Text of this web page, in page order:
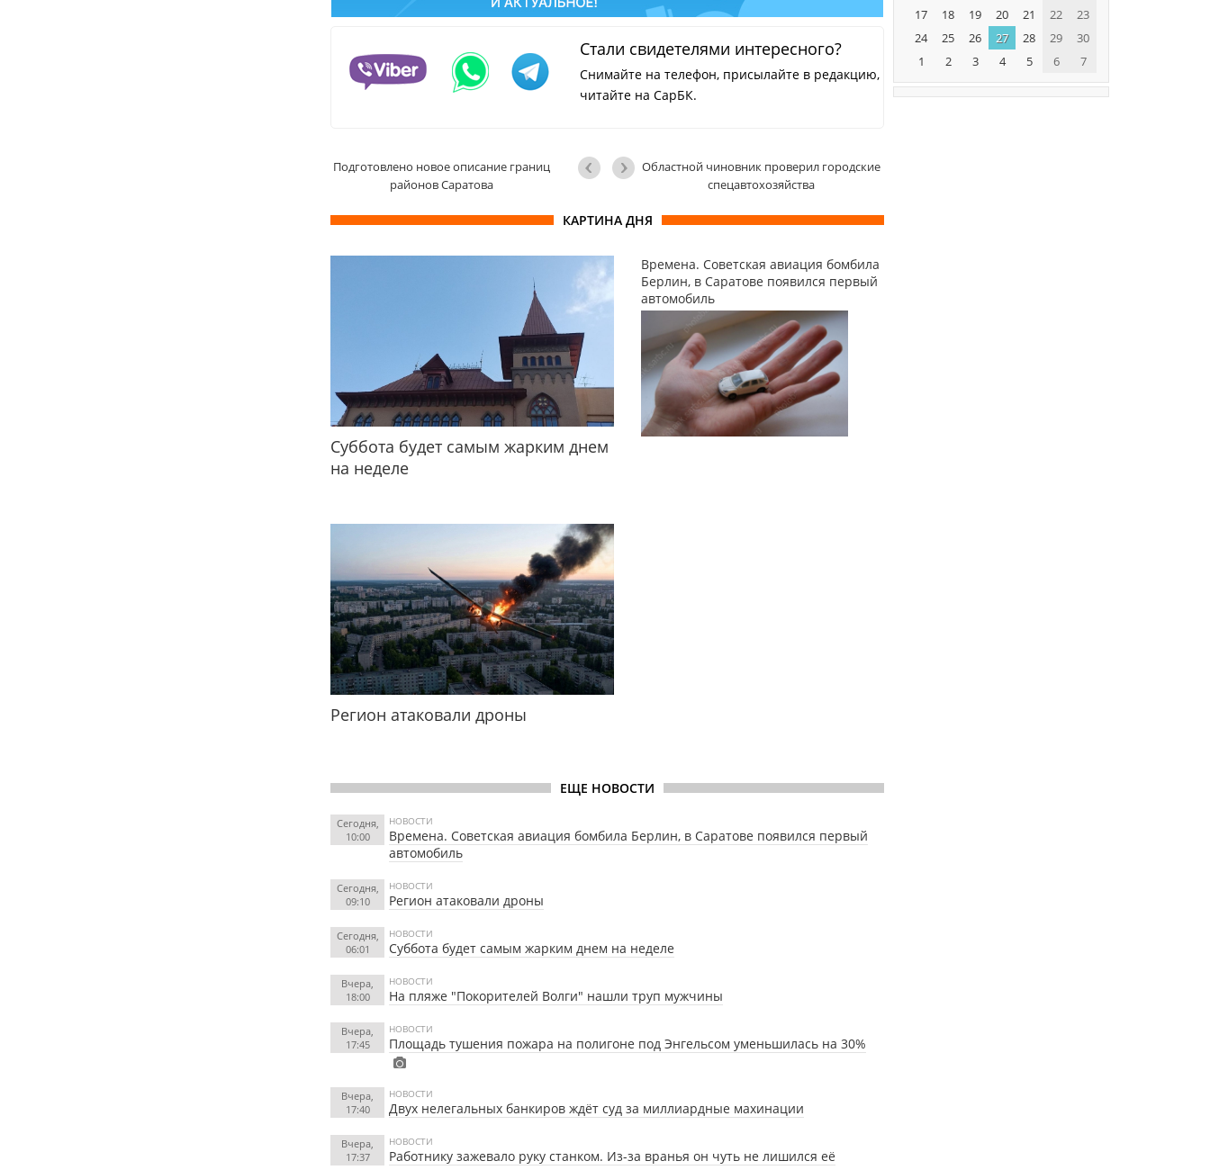
Стали свидетелями интересного?
Снимайте на телефон, присылайте в редакцию,
читайте на СарБК.
Подготовлено новое описание границ
районов Саратова
Областной чиновник проверил городские
спецавтохозяйства
КАРТИНА ДНЯ
Суббота будет самым жарким днем
на неделе
Регион атаковали дроны
Времена. Советская авиация бомбила
Берлин, в Саратове появился первый
автомобиль
ЕЩЕ НОВОСТИ
Сегодня,
10:00
НОВОСТИ
Времена. Советская авиация бомбила Берлин, в Саратове появился первый
автомобиль
Сегодня,
09:10
НОВОСТИ
Регион атаковали дроны
Сегодня,
06:01
НОВОСТИ
Суббота будет самым жарким днем на неделе
Вчера,
18:00
НОВОСТИ
На пляже "Покорителей Волги" нашли труп мужчины
Вчера,
17:45
НОВОСТИ
Площадь тушения пожара на полигоне под Энгельсом уменьшилась на 30%
Вчера,
17:40
НОВОСТИ
Двух нелегальных банкиров ждёт суд за миллиардные махинации
Вчера,
17:37
НОВОСТИ
Работнику зажевало руку станком. Из-за вранья он чуть не лишился её
17
18 19 20 21 22
23
24
25 26 27 28 29
30
1
2 3 4 5 6 7